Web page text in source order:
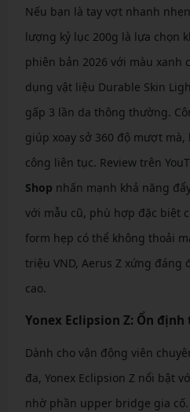
Nếu bạn là tay vợt nhanh
lượng kỷ lục 200g là lựa chọn
phiên bản 2026 với màu xanh
dụng vật liệu Durable Skin
gấp 3 lần da thông thường.
giúp xoay sở 360 độ mượt
công liên tục. Review trên
Shop nhấn mạnh khả năng
với mẫu cũ, phù hợp đặc biệt
form hẹp có thể không thoải
triệu VND, Aerus Z xứng đáng
cao.
Yonex Eclipsion Z: Ổn định
Dành cho vận động viên
đa, Yonex Eclipsion Z nổi bật
nhờ phần upper bridge gia